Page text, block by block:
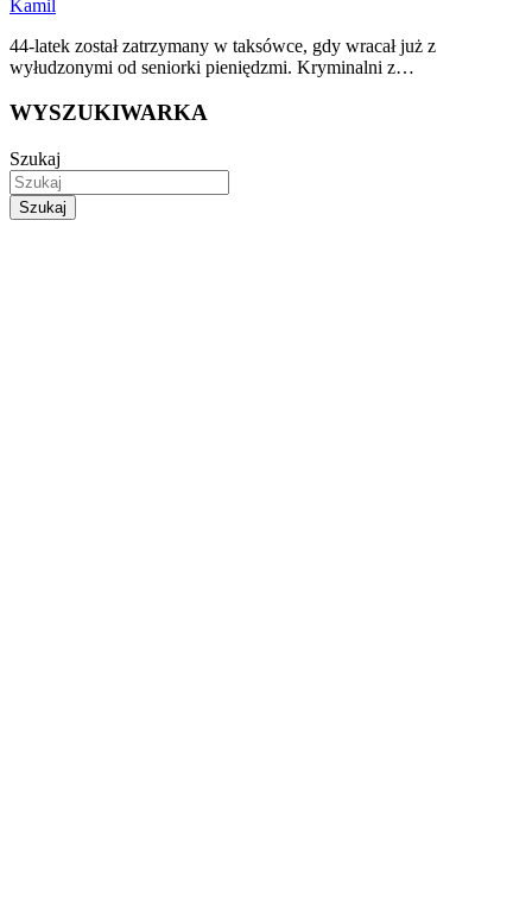
Kamil
44-latek został zatrzymany w taksówce, gdy wracał już z
wyłudzonymi od seniorki pieniędzmi. Kryminalni z…
WYSZUKIWARKA
Szukaj
Szukaj